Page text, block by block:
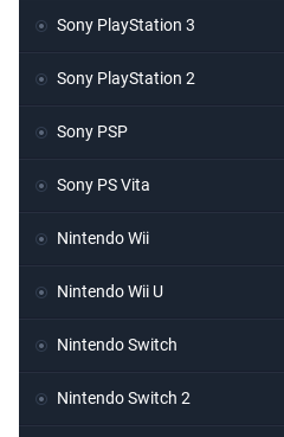
Sony PlayStation 3
Sony PlayStation 2
Sony PSP
Sony PS Vita
Nintendo Wii
Nintendo Wii U
Nintendo Switch
Nintendo Switch 2